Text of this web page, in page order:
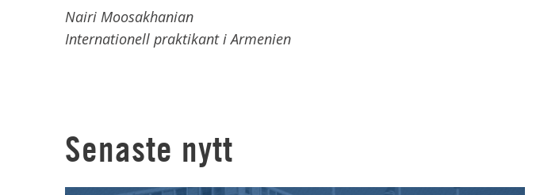
Nairi Moosakhanian
Internationell praktikant i Armenien
Senaste nytt